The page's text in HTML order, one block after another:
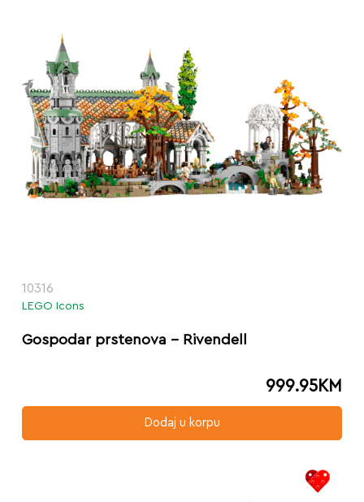
10316
LEGO Icons
Gospodar prstenova – Rivendell
999.95KM
Dodaj u korpu